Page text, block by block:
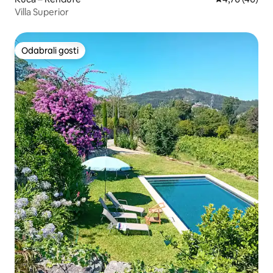
Villa Superior
Odabrali gosti
Odabrali gosti